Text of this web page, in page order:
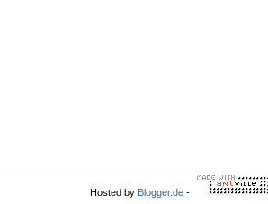
Hosted by Blogger.de -